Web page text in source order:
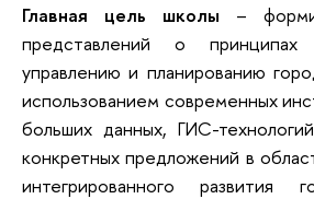
Главная цель школы –
представлений о
управлению и планированию
использованием современных
больших данных, ГИС-
конкретных предложений в
интегрированного развития